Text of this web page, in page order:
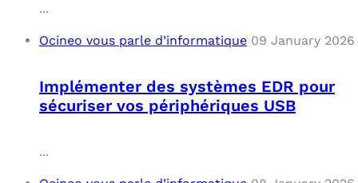
...
Ocineo vous parle d’informatique 09 January 2026
Implémenter des systèmes EDR pour
sécuriser vos périphériques USB
...